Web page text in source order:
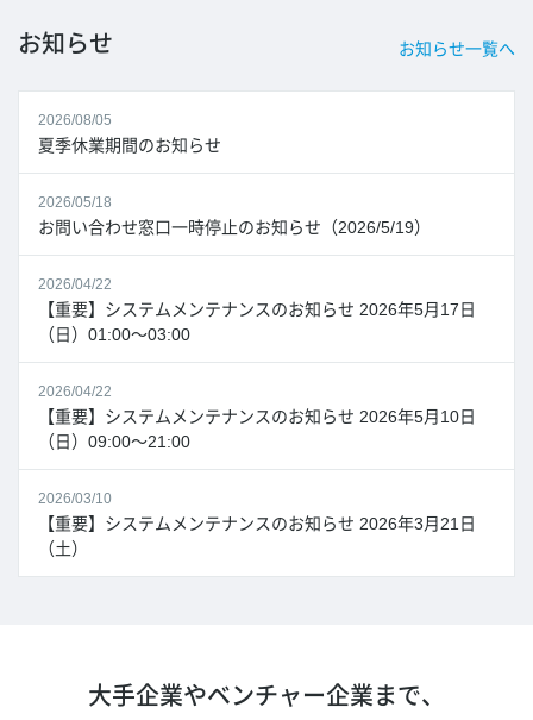
お知らせ お知らせ一覧へ
2026/08/05
夏季休業期間のお知らせ
2026/05/18
お問い合わせ窓口一時停止のお知らせ（2026/5/19）
2026/04/22
【重要】システムメンテナンスのお知らせ 2026年5月17日
（日）01:00～03:00
2026/04/22
【重要】システムメンテナンスのお知らせ 2026年5月10日
（日）09:00～21:00
2026/03/10
【重要】システムメンテナンスのお知らせ 2026年3月21日
（土）
大手企業やベンチャー企業まで、